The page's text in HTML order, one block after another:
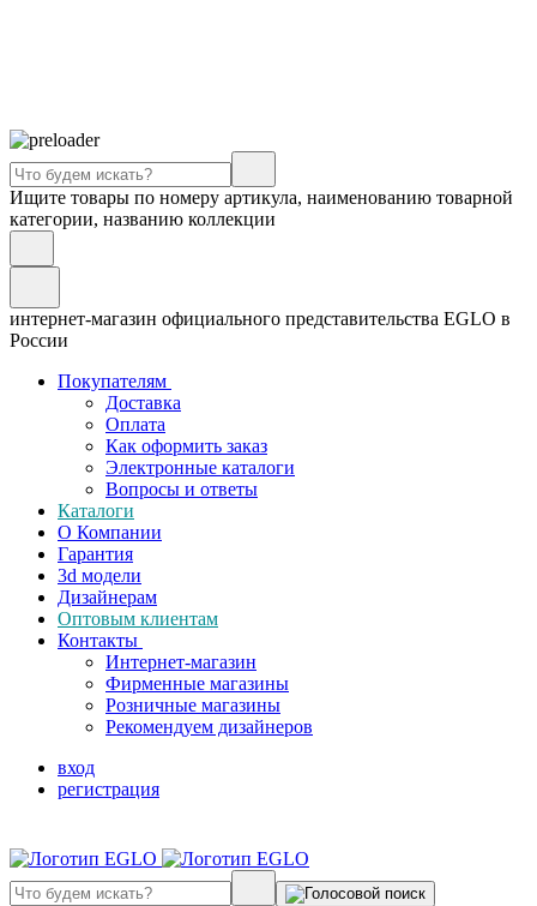
Ищите товары по номеру артикула, наименованию товарной
категории, названию коллекции
интернет-магазин официального представительства EGLO в
России
Покупателям
Доставка
Оплата
Как оформить заказ
Электронные каталоги
Вопросы и ответы
Каталоги
О Компании
Гарантия
3d модели
Дизайнерам
Оптовым клиентам
Контакты
Интернет-магазин
Фирменные магазины
Розничные магазины
Рекомендуем дизайнеров
вход
регистрация